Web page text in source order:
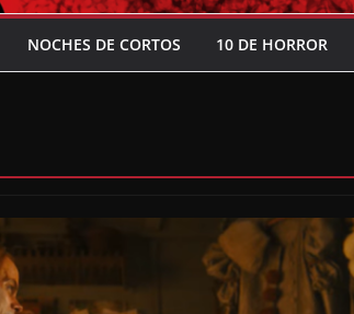
NOCHES DE CORTOS 10 DE HORROR